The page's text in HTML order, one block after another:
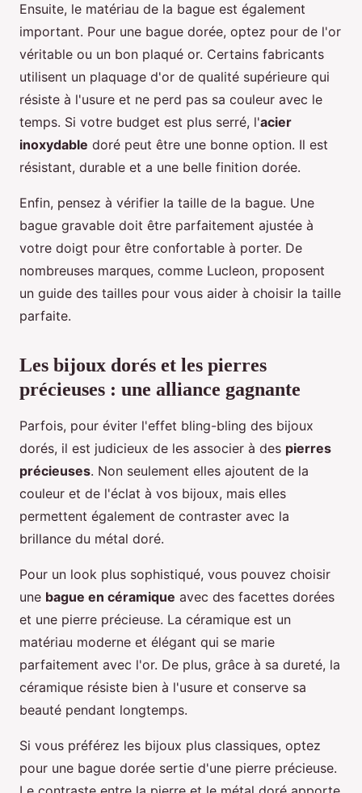
Ensuite, le matériau de la bague est également
important. Pour une bague dorée, optez pour de l'or
véritable ou un bon plaqué or. Certains fabricants
utilisent un plaquage d'or de qualité supérieure qui
résiste à l'usure et ne perd pas sa couleur avec le
temps. Si votre budget est plus serré, l'acier
inoxydable doré peut être une bonne option. Il est
résistant, durable et a une belle finition dorée.
Enfin, pensez à vérifier la taille de la bague. Une
bague gravable doit être parfaitement ajustée à
votre doigt pour être confortable à porter. De
nombreuses marques, comme Lucleon, proposent
un guide des tailles pour vous aider à choisir la taille
parfaite.
Les bijoux dorés et les pierres
précieuses : une alliance gagnante
Parfois, pour éviter l'effet bling-bling des bijoux
dorés, il est judicieux de les associer à des pierres
précieuses. Non seulement elles ajoutent de la
couleur et de l'éclat à vos bijoux, mais elles
permettent également de contraster avec la
brillance du métal doré.
Pour un look plus sophistiqué, vous pouvez choisir
une bague en céramique avec des facettes dorées
et une pierre précieuse. La céramique est un
matériau moderne et élégant qui se marie
parfaitement avec l'or. De plus, grâce à sa dureté, la
céramique résiste bien à l'usure et conserve sa
beauté pendant longtemps.
Si vous préférez les bijoux plus classiques, optez
pour une bague dorée sertie d'une pierre précieuse.